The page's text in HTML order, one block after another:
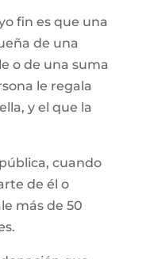
fin es que una
de una
o de una suma
le regala
y el que la
cuando
de él o
más de 50